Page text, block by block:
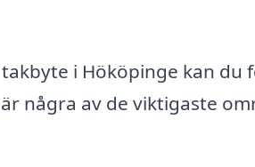
i Hököpinge kan du
några av de viktigaste